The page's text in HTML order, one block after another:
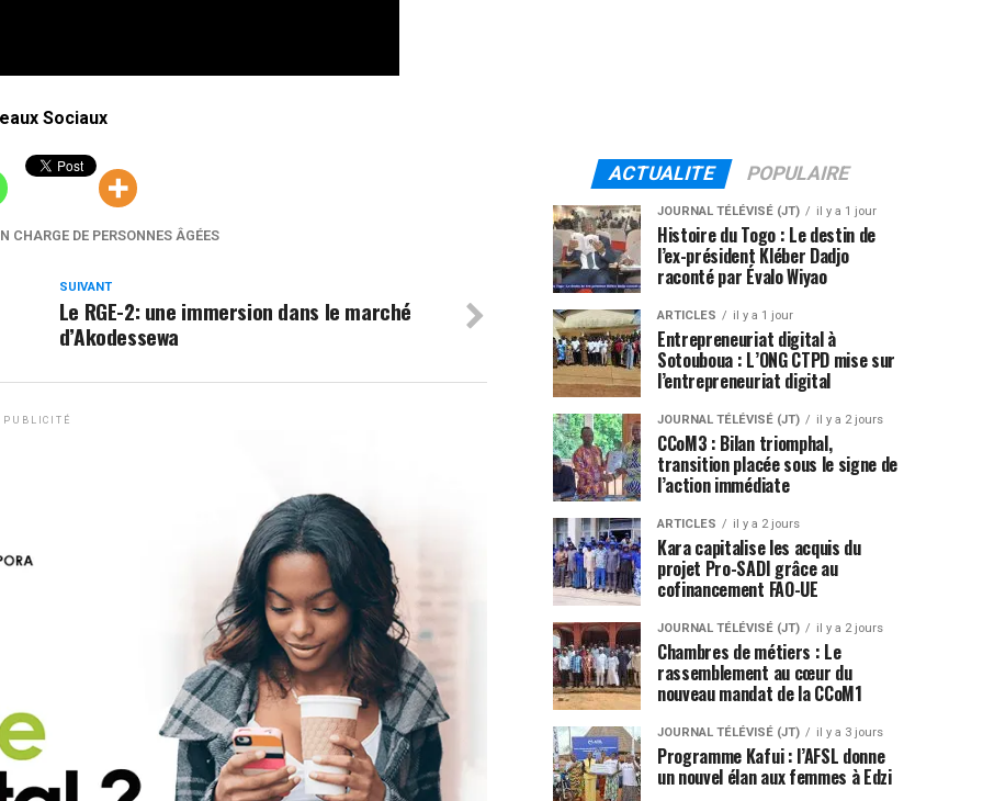
Sociaux
CHARGE DE PERSONNES ÂGÉES
SUIVANT
Le RGE-2: une immersion dans le marché
d’Akodessewa
PUBLICITÉ
ACTUALITE POPULAIRE
JOURNAL TÉLÉVISÉ (JT) il y a 1 jour
Histoire du Togo : Le destin de
l’ex-président Kléber Dadjo
raconté par Évalo Wiyao
ARTICLES il y a 1 jour
Entrepreneuriat digital à
Sotouboua : L’ONG CTPD mise sur
l’entrepreneuriat digital
JOURNAL TÉLÉVISÉ (JT) il y a 2 jours
CCoM3 : Bilan triomphal,
transition placée sous le signe de
l’action immédiate
ARTICLES il y a 2 jours
Kara capitalise les acquis du
projet Pro-SADI grâce au
cofinancement FAO-UE
JOURNAL TÉLÉVISÉ (JT) il y a 2 jours
Chambres de métiers : Le
rassemblement au cœur du
nouveau mandat de la CCoM1
JOURNAL TÉLÉVISÉ (JT) il y a 3 jours
Programme Kafui : l’AFSL donne
un nouvel élan aux femmes à Edzi